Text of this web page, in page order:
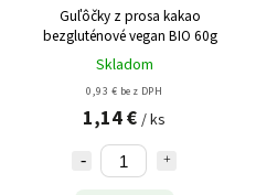
Guľôčky z prosa kakao
bezgluténové vegan BIO 60g
Skladom
0,93 € bez DPH
1,14 € / ks